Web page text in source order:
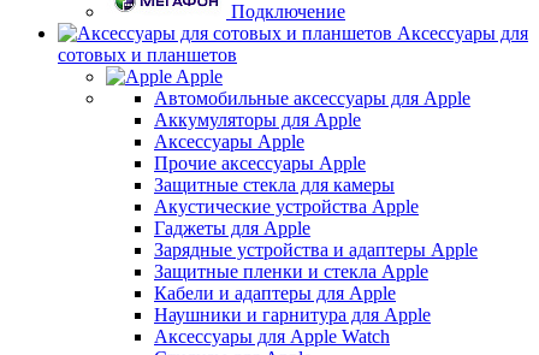
Подключение
Аксессуары для
сотовых и планшетов
Apple
Автомобильные аксессуары для Apple
Аккумуляторы для Apple
Аксессуары Apple
Прочие аксессуары Apple
Защитные стекла для камеры
Акустические устройства Apple
Гаджеты для Apple
Зарядные устройства и адаптеры Apple
Защитные пленки и стекла Apple
Кабели и адаптеры для Apple
Наушники и гарнитура для Apple
Аксессуары для Apple Watch